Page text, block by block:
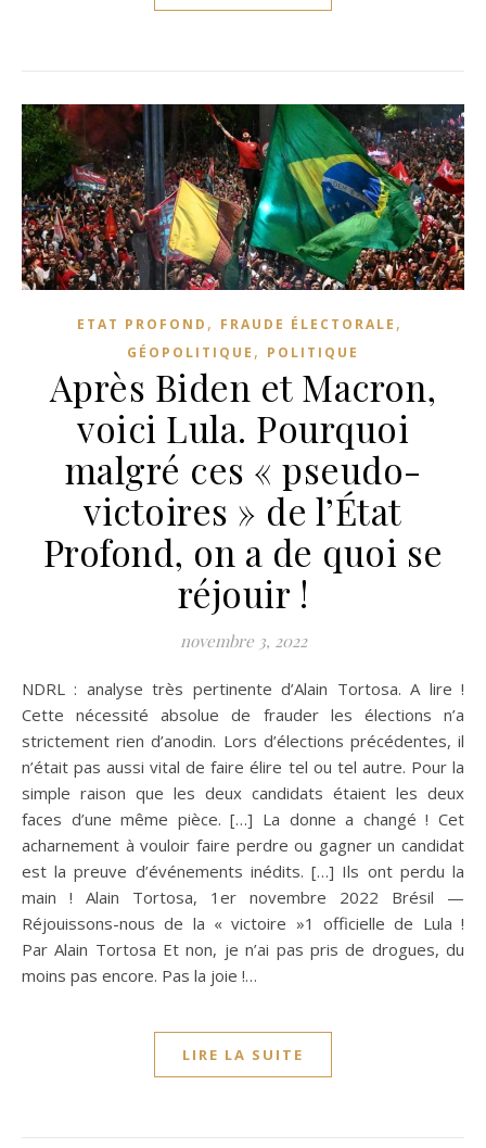
ETAT PROFOND , FRAUDE ÉLECTORALE ,
GÉOPOLITIQUE , POLITIQUE
Après Biden et Macron,
voici Lula. Pourquoi
malgré ces « pseudo-
victoires » de l’État
Profond, on a de quoi se
réjouir !
novembre 3, 2022
NDRL : analyse très pertinente d’Alain Tortosa. A lire !
Cette nécessité absolue de frauder les élections n’a
strictement rien d’anodin. Lors d’élections précédentes, il
n’était pas aussi vital de faire élire tel ou tel autre. Pour la
simple raison que les deux candidats étaient les deux
faces d’une même pièce. […] La donne a changé ! Cet
acharnement à vouloir faire perdre ou gagner un candidat
est la preuve d’événements inédits. […] Ils ont perdu la
main ! Alain Tortosa, 1er novembre 2022 Brésil —
Réjouissons-nous de la « victoire »1 officielle de Lula !
Par Alain Tortosa Et non, je n’ai pas pris de drogues, du
moins pas encore. Pas la joie !…
LIRE LA SUITE